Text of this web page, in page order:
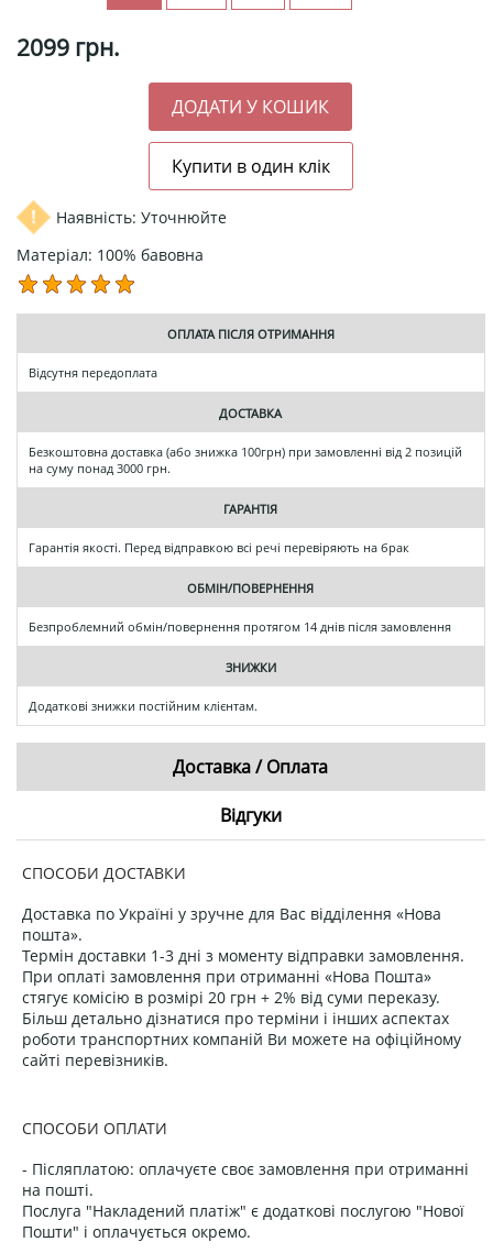
2099 грн.
Наявність: Уточнюйте
Матеріал: 100% бавовна
ОПЛАТА ПІСЛЯ ОТРИМАННЯ
Відсутня передоплата
ДОСТАВКА
Безкоштовна доставка (або знижка 100грн) при замовленні від 2 позицій
на суму понад 3000 грн.
ГАРАНТІЯ
Гарантія якості. Перед відправкою всі речі перевіряють на брак
ОБМІН/ПОВЕРНЕННЯ
Безпроблемний обмін/повернення протягом 14 днів після замовлення
ЗНИЖКИ
Додаткові знижки постійним клієнтам.
Доставка / Оплата
Відгуки
СПОСОБИ ДОСТАВКИ
Доставка по Україні у зручне для Вас відділення «Нова
пошта».
Термін доставки 1-3 дні з моменту відправки замовлення.
При оплаті замовлення при отриманні «Нова Пошта»
стягує комісію в розмірі 20 грн + 2% від суми переказу.
Більш детально дізнатися про терміни і інших аспектах
роботи транспортних компаній Ви можете на офіційному
сайті перевізників.
СПОСОБИ ОПЛАТИ
- Післяплатою: оплачуєте своє замовлення при отриманні
на пошті.
Послуга "Накладений платіж" є додаткові послугою "Нової
Пошти" і оплачується окремо.